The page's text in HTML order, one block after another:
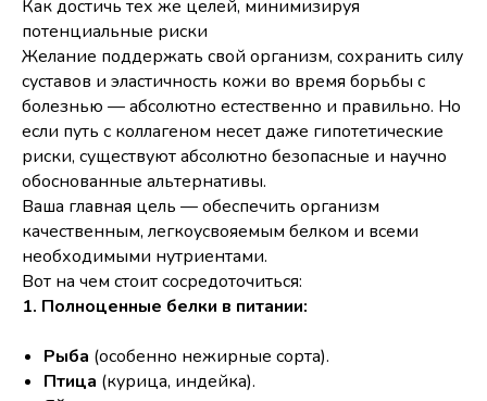
Как достичь тех же целей, минимизируя
потенциальные риски
Желание поддержать свой организм, сохранить силу
суставов и эластичность кожи во время борьбы с
болезнью — абсолютно естественно и правильно. Но
если путь с коллагеном несет даже гипотетические
риски, существуют абсолютно безопасные и научно
обоснованные альтернативы.
Ваша главная цель — обеспечить организм
качественным, легкоусвояемым белком и всеми
необходимыми нутриентами.
Вот на чем стоит сосредоточиться:
1. Полноценные белки в питании:
Рыба (особенно нежирные сорта).
Птица (курица, индейка).